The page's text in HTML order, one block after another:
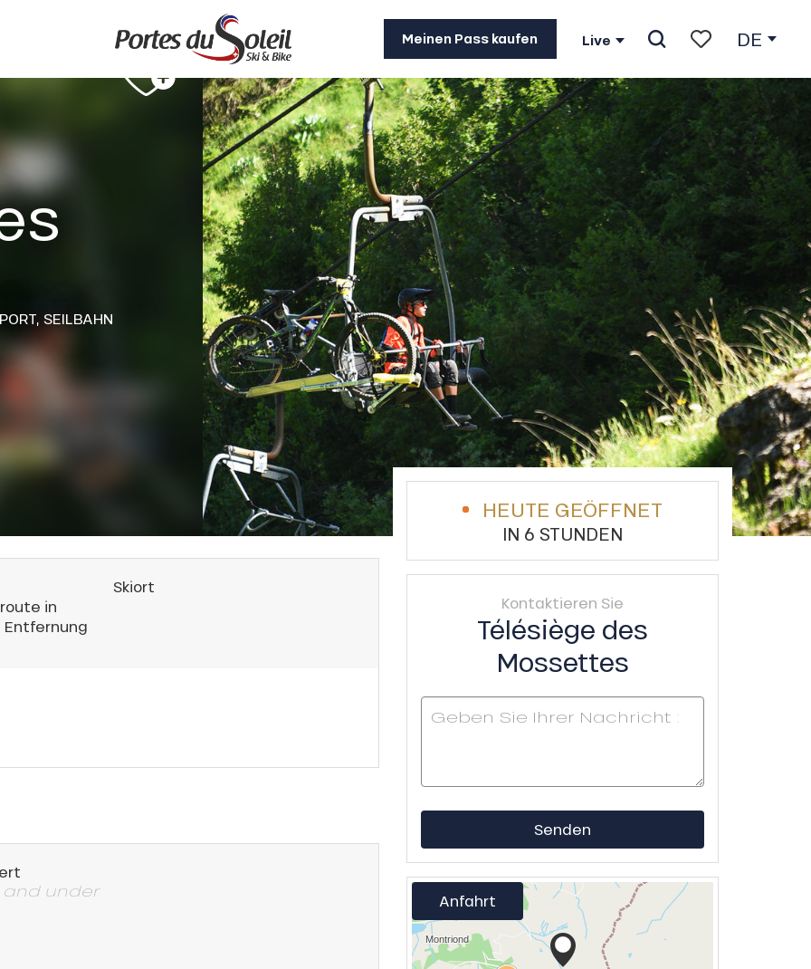
Meinen Pass kaufen Live DE
SEILBAHN
Skiort
in
Entfernung
and under
HEUTE GEÖFFNET
IN 6 STUNDEN
Kontaktieren Sie
Télésiège des
Mossettes
Senden
Anfahrt